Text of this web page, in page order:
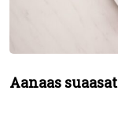
Aanaas suaasat